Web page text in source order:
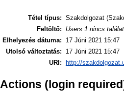
Tétel típus: Szakdolgozat
Feltöltő:
Users 1 nincs
Elhelyezés dátuma:
17 Júni 2021 15:47
Utolsó változtatás:
17 Júni 2021 15:47
URI:
http://
Actions (login